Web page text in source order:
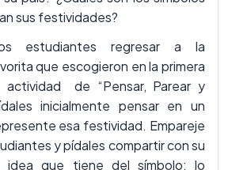
sus festividades?
estudiantes regresar a la
que escogieron en la primera
actividad de “Pensar, Parear y
inicialmente pensar en un
esa festividad. Empareje
y pídales compartir con su
idea que tiene del símbolo; lo